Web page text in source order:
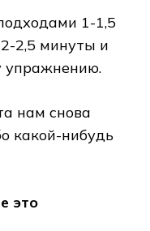
1-1,5
2,5 минуты и
упражнению.
нам снова
какой-нибудь
это